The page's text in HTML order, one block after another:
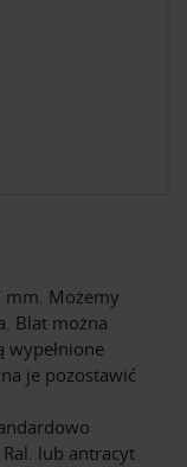
mm. Możemy
Blat można
wypełnione
je pozostawić
lub antracyt